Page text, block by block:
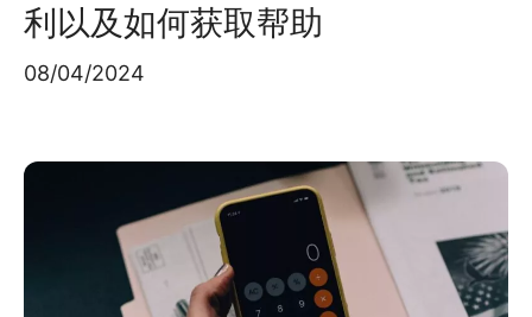
利以及如何获取帮助
08/04/2024